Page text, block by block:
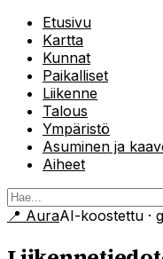
Etusivu
Kartta
Kunnat
Paikalliset
Liikenne
Talous
Ympäristö
Asuminen ja
Aiheet
📍 AuraAI-koostettu ·